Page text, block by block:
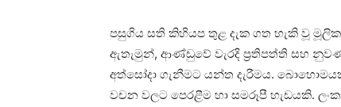
පසුගිය සති කිහියප තුළ දැක ගත හැකි වූ
ඇතැමුන්, ආණ්ඩුවේ වැරදි ප්‍රතිපත්ති සහ
අත්සෝදා ගැනීමට යන්ත දැරීමය.
වචන වලට පෙරළීම හා සමරූපී හැඩයකි.